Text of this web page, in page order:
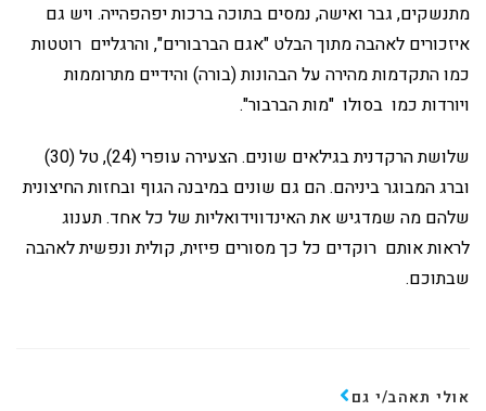
מתנשקים, גבר ואישה, נמסים בתוכה ברכות יפהפהייה. ויש גם
איזכורים לאהבה מתוך הבלט "אגם הברבורים", והרגליים רוטטות
כמו התקדמות מהירה על הבהונות (בורה) והידיים מתרוממות
ויורדות כמו בסולו "מות הברבור".
שלושת הרקדנית בגילאים שונים. הצעירה עופרי (24), טל (30)
וברג המבוגר ביניהם. הם גם שונים במיבנה הגוף ובחזות החיצונית
שלהם מה שמדגיש את האינדווידואליות של כל אחד. תענוג
לראות אותם רוקדים כל כך מסורים פיזית, קולית ונפשית לאהבה
שבתוכם.
אולי תאהב/י גם